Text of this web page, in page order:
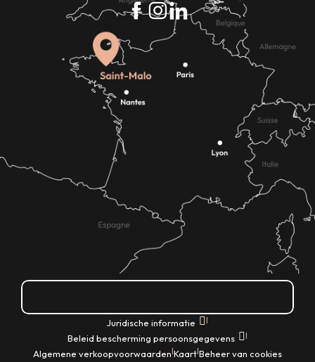
Juridische informatie |
Beleid bescherming persoonsgegevens |
Algemene verkoopvoorwaarden|Kaart|Beheer van cookies